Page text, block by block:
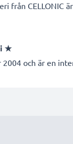
från CELLONIC
★
2004 och är en